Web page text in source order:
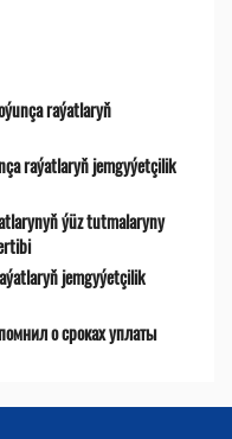
raýatlaryň
raýatlaryň jemgyýetçilik
ýüz tutmalaryny
jemgyýetçilik
о сроках уплаты